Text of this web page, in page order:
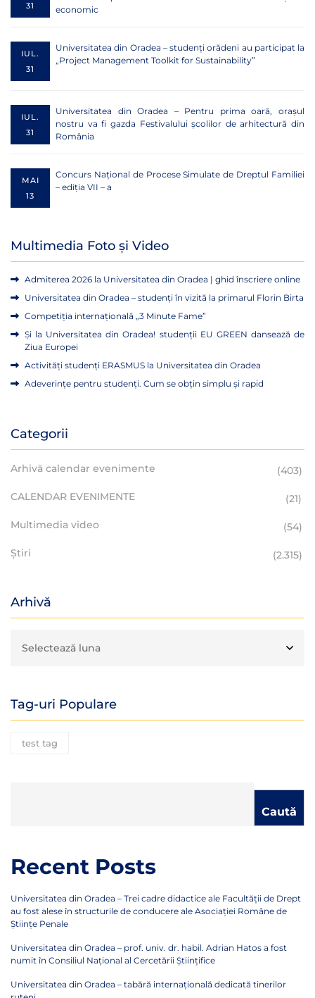
31
economic
IUL.
31
Universitatea din Oradea – studenți orădeni au participat la
„Project Management Toolkit for Sustainability”
IUL.
31
Universitatea din Oradea – Pentru prima oară, orașul
nostru va fi gazda Festivalului școlilor de arhitectură din
România
MAI
13
Concurs Național de Procese Simulate de Dreptul Familiei
– ediția VII – a
Multimedia Foto și Video
Admiterea 2026 la Universitatea din Oradea | ghid înscriere online
Universitatea din Oradea – studenți în vizită la primarul Florin Birta
Competiția internațională „3 Minute Fame”
Și la Universitatea din Oradea! studenții EU GREEN dansează de
Ziua Europei
Activități studenți ERASMUS la Universitatea din Oradea
Adeverințe pentru studenți. Cum se obțin simplu și rapid
Categorii
Arhivă calendar evenimente (403)
CALENDAR EVENIMENTE (21)
Multimedia video (54)
Știri (2.315)
Arhivă
Tag-uri Populare
test tag
Caută
Recent Posts
Universitatea din Oradea – Trei cadre didactice ale Facultății de Drept
au fost alese în structurile de conducere ale Asociației Române de
Științe Penale
Universitatea din Oradea – prof. univ. dr. habil. Adrian Hatos a fost
numit în Consiliul Național al Cercetării Științifice
Universitatea din Oradea – tabără internațională dedicată tinerilor